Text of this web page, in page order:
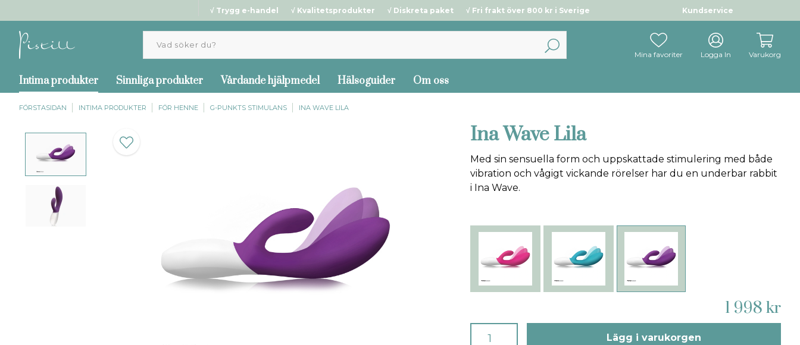
Kundservice
√ Trygg e-handel √ Kvalitetsprodukter √ Diskreta paket √ Fri frakt över 800 kr i Sverige
Mina favoriter Logga In Varukorg
Intima produkter Sinnliga produkter Vårdande hjälpmedel Hälsoguider Om oss
FÖRSTASIDAN INTIMA PRODUKTER FÖR HENNE G-PUNKTS STIMULANS INA WAVE LILA
Ina Wave Lila
Med sin sensuella form och uppskattade stimulering med både
vibration och vågigt vickande rörelser har du en underbar rabbit
i Ina Wave.
1 998 kr
Lägg i varukorgen